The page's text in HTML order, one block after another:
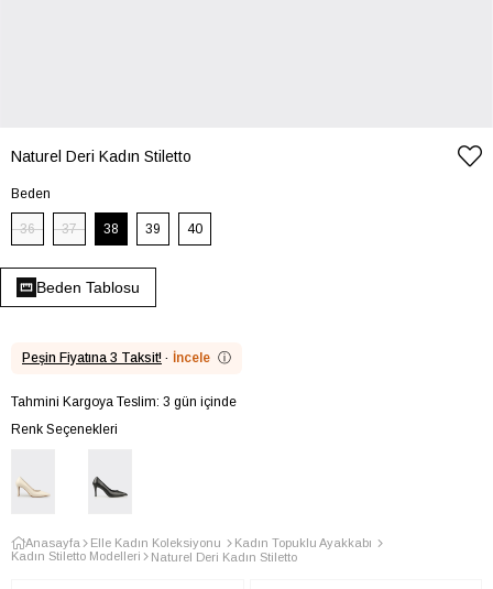
Naturel Deri Kadın Stiletto
Beden
36 37 38 39 40
Beden Tablosu
Peşin Fiyatına 3 Taksit! · İncele ⓘ
Tahmini Kargoya Teslim: 3 gün içinde
Renk Seçenekleri
Anasayfa Elle Kadın Koleksiyonu
Kadın Topuklu Ayakkabı
Kadın Stiletto Modelleri
Naturel Deri Kadın Stiletto